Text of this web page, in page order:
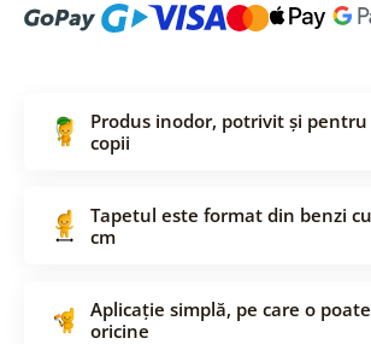
Produs inodor, potrivit și pentru
copii
Tapetul este format din benzi
cm
Aplicație simplă, pe care o
oricine